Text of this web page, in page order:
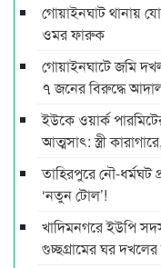
গোয়াইনঘাট থানায়
ওমর ফারুক
গোয়াইনঘাটে জমি
৭ জনের বিরুদ্ধে
ইউকে ওয়ার্ক
আত্মসাৎ: স্ত্রী
তাহিরপুরে নৌ-ধর্মঘট
‘নতুন টোল’!
খাদিমনগরে ইউপি
গুচ্ছগ্রামের ঘর